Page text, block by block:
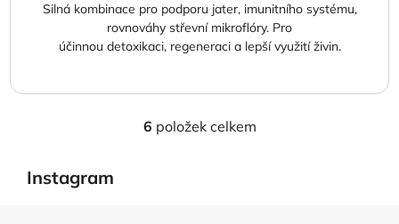
Silná kombinace pro podporu jater, imunitního systému,
rovnováhy střevní mikroflóry. Pro
účinnou detoxikaci, regeneraci a lepší využití živin.
O
6 položek celkem
Instagram